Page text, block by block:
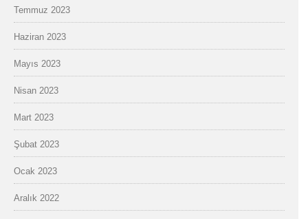
Temmuz 2023
Haziran 2023
Mayıs 2023
Nisan 2023
Mart 2023
Şubat 2023
Ocak 2023
Aralık 2022